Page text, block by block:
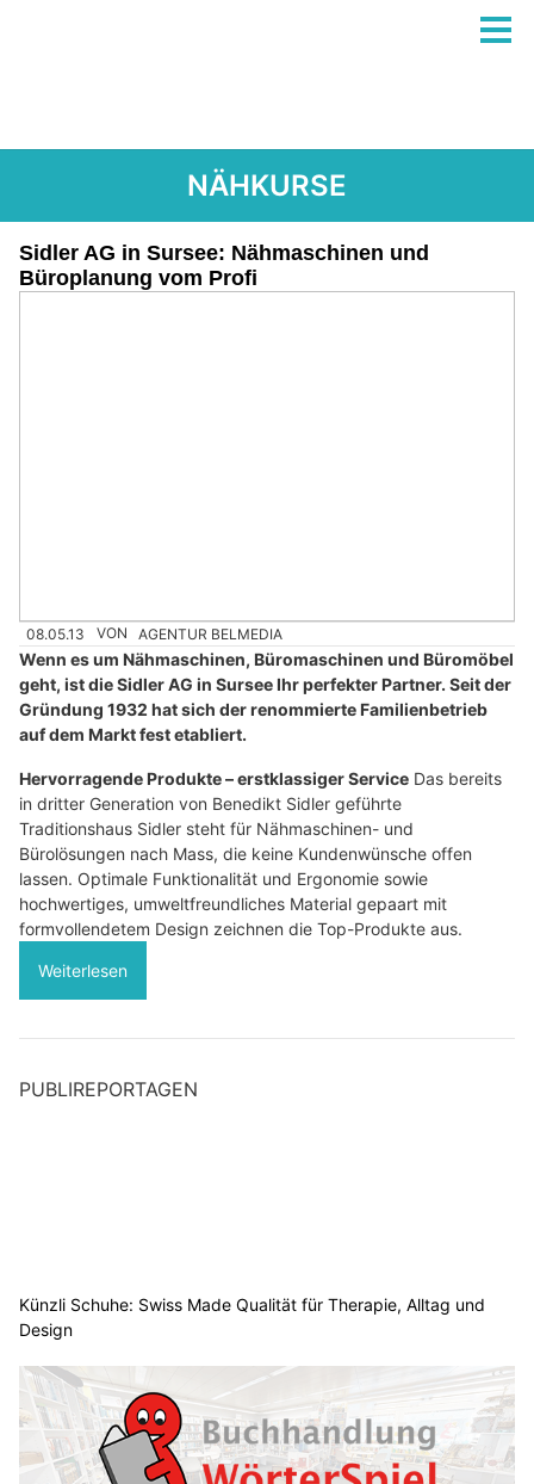
NÄHKURSE
Sidler AG in Sursee: Nähmaschinen und
Büroplanung vom Profi
08.05.13 VON AGENTUR BELMEDIA
Wenn es um Nähmaschinen, Büromaschinen und Büromöbel
geht, ist die Sidler AG in Sursee Ihr perfekter Partner. Seit der
Gründung 1932 hat sich der renommierte Familienbetrieb
auf dem Markt fest etabliert.
Hervorragende Produkte – erstklassiger Service Das bereits
in dritter Generation von Benedikt Sidler geführte
Traditionshaus Sidler steht für Nähmaschinen- und
Bürolösungen nach Mass, die keine Kundenwünsche offen
lassen. Optimale Funktionalität und Ergonomie sowie
hochwertiges, umweltfreundliches Material gepaart mit
formvollendetem Design zeichnen die Top-Produkte aus.
Weiterlesen
PUBLIREPORTAGEN
Künzli Schuhe: Swiss Made Qualität für Therapie, Alltag und
Design